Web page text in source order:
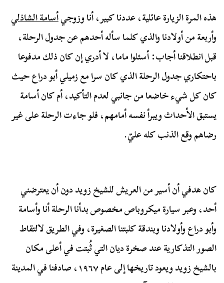
هذه المرة الزيارة عائلية، عددنا كبير، أنا وزوجيأسامة الشاذلي
وأربعة من أولادنا والذي كلما سأله أحدهم عن جدول الرحلة،
قبل انطلاقنا أجاب: أسئلوا ماما، لا أدري إن كان ذلك مدفوعا
باحتكاري جدول الرحلة الذي كان سرا مع زميلي أبو دراع حيث
كان كل شيء خاضعا من جانبي لعدم التأكيد، أم كان أسامة
يستبق الأحداث ويبرأ نفسه أمامهم، فلو جاءت الرحلة على غير
رضاهم وقع الذنب كله عليّ.
كان هدفي أن أسير من العريش للشيخ زويد دون أن يعترضني
أحد، وعبر سيارة ميكروباص مخصوص بدأنا الرحلة أنا وأسامة
وأبو دراع وأولادنا وبندقة كلبتنا الصغيرة، وفي الطريق لالتقاط
الصور التذكارية عند صخرة ديان التي ثُبتت في أعلى مكان
بالشيخ زويد ويعود تاريخها إلى عام ١٩٦٧، صادفنا في المدينة